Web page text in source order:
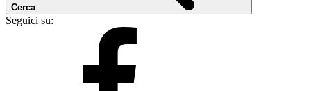
Cerca
Seguici su: